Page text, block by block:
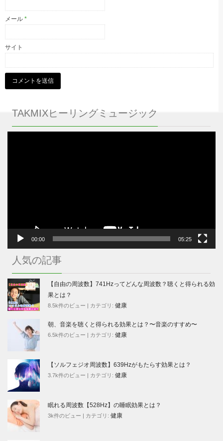
メール *
サイト
TAKMIXヒーリングミュージック
00:00 05:25
人気の記事
【自由の周波数】741Hzってどんな周波数？聴くと得られる効
果とは？
8.5k件のビュー | カテゴリ: 健康
朝、音楽を聴くと得られる効果とは？〜音楽のすすめ〜
6.5k件のビュー | カテゴリ: 健康
【ソルフェジオ周波数】639Hzがもたらす効果とは？
3.7k件のビュー | カテゴリ: 健康
眠れる周波数【528Hz】の睡眠効果とは？
3k件のビュー | カテゴリ: 健康